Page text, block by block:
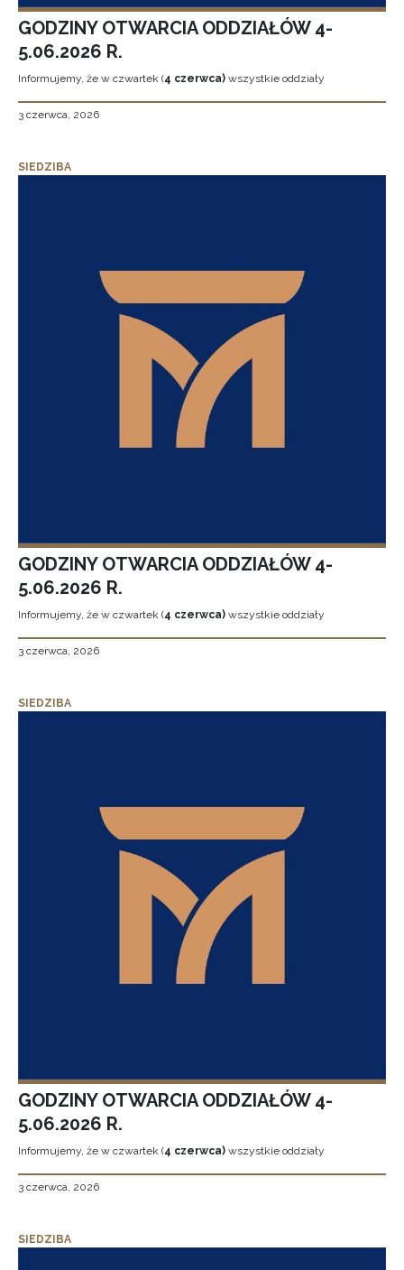
GODZINY OTWARCIA ODDZIAŁÓW 4-
5.06.2026 R.
Informujemy, że w czwartek (4 czerwca) wszystkie oddziały
3 czerwca, 2026
SIEDZIBA
GODZINY OTWARCIA ODDZIAŁÓW 4-
5.06.2026 R.
Informujemy, że w czwartek (4 czerwca) wszystkie oddziały
3 czerwca, 2026
SIEDZIBA
GODZINY OTWARCIA ODDZIAŁÓW 4-
5.06.2026 R.
Informujemy, że w czwartek (4 czerwca) wszystkie oddziały
3 czerwca, 2026
SIEDZIBA